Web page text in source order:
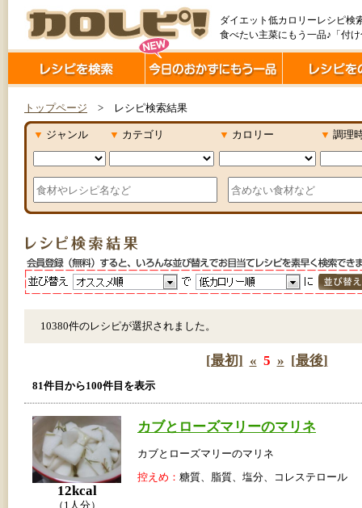
ダイエット低カロリーレシピ検
食べたい主菜にもう一品♪「付
トップページ > レシピ検索結果
▼ ジャンル ▼ カテゴリ ▼ カロリー ▼ 調理
10380件のレシピが選択されました。
[最初] « 5 » [最後]
81件目から100件目を表示
12kcal
（1人分）
カブとローズマリーのマリネ
カブとローズマリーのマリネ
控えめ： 糖質、脂質、塩分、コレステロール